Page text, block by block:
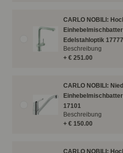
CARLO NOBILI:
Edelstahloptik 17777
+ € 251.00
Beschreibung
CARLO NOBILI:
17101
+ € 150.00
Beschreibung
CARLO NOBILI: